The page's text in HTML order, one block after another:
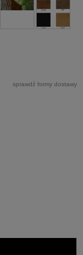
sprawdź formy dostawy